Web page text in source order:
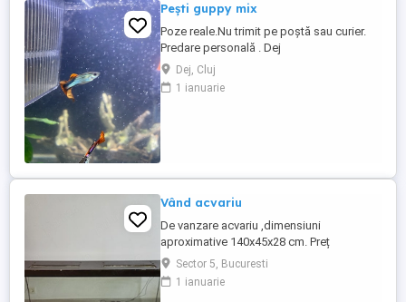
Pești guppy mix
Poze reale.Nu trimit pe poștă sau curier.
Predare personală . Dej
Dej, Cluj
1 ianuarie
Vând acvariu
De vanzare acvariu ,dimensiuni
aproximative 140x45x28 cm. Preț
negociabil.
Sector 5, Bucuresti
1 ianuarie